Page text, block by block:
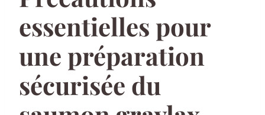
essentielles pour
une préparation
sécurisée du